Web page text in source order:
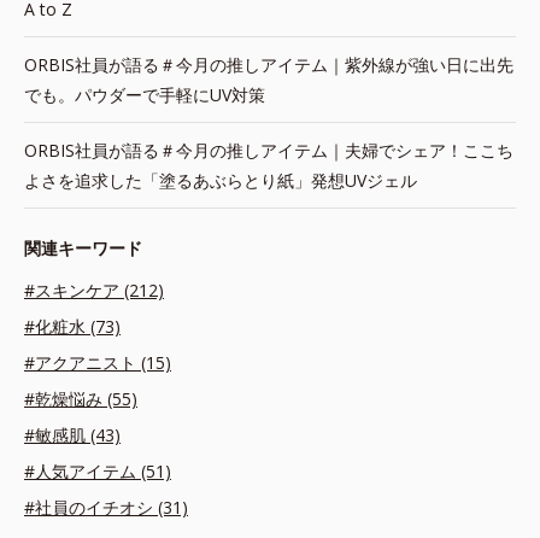
A to Z
ORBIS社員が語る＃今月の推しアイテム｜紫外線が強い日に出先
でも。パウダーで手軽にUV対策
ORBIS社員が語る＃今月の推しアイテム｜夫婦でシェア！ここち
よさを追求した「塗るあぶらとり紙」発想UVジェル
関連キーワード
#スキンケア (212)
#化粧水 (73)
#アクアニスト (15)
#乾燥悩み (55)
#敏感肌 (43)
#人気アイテム (51)
#社員のイチオシ (31)